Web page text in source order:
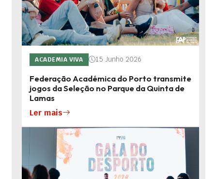
ACADEMIA VIVA 15 Junho 2026
Federação Académica do Porto transmite
jogos da Seleção no Parque da Quinta de
Lamas
Ler mais